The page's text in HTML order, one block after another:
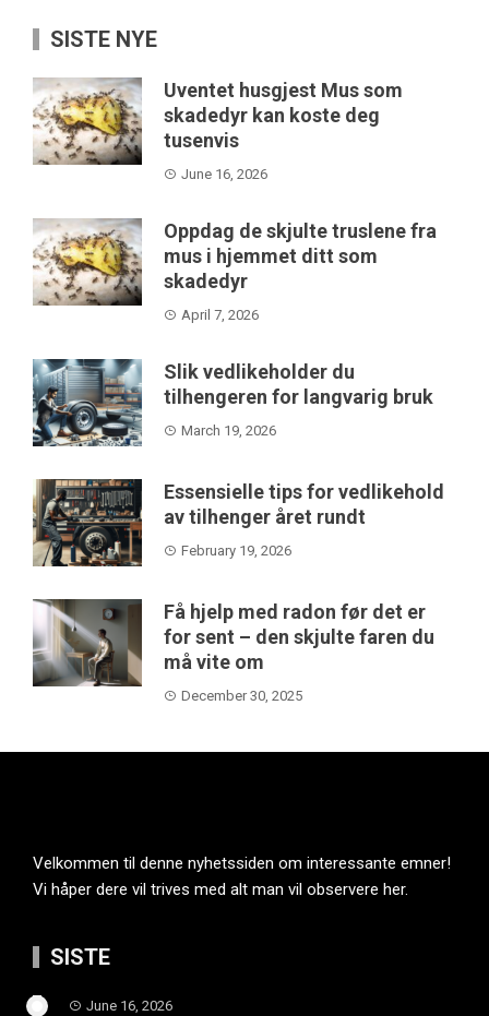
SISTE NYE
Uventet husgjest Mus som
skadedyr kan koste deg
tusenvis
June 16, 2026
Oppdag de skjulte truslene fra
mus i hjemmet ditt som
skadedyr
April 7, 2026
Slik vedlikeholder du
tilhengeren for langvarig bruk
March 19, 2026
Essensielle tips for vedlikehold
av tilhenger året rundt
February 19, 2026
Få hjelp med radon før det er
for sent – den skjulte faren du
må vite om
December 30, 2025
Velkommen til denne nyhetssiden om interessante emner!
Vi håper dere vil trives med alt man vil observere her.
SISTE
June 16, 2026